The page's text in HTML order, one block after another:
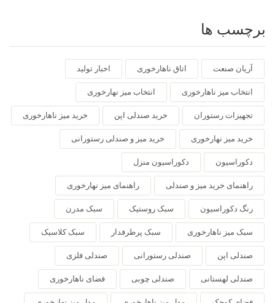
برچسب ها
آریان صنعت اتاق ناهارخوری اخبار تولید
انتخاب میز ناهارخوری انتخاب میز نهارخوری
تجهیزات رستوران خرید صندلی اپن خرید میز ناهارخوری
خرید میز نهارخوری خرید میز و صندلی رستورانی
دکوراسیون دکوراسیون منزل
راهنمای خرید میز و صندلی راهنمای میز نهارخوری
رنگ دکوراسیون سبک روستیک سبک مدرن
سبک میز ناهارخوری سبک پرطرفدار سبک کلاسیک
صندلی اپن صندلی رستورانی صندلی فلزی
صندلی لهستانی صندلی چوبی فضای ناهارخوری